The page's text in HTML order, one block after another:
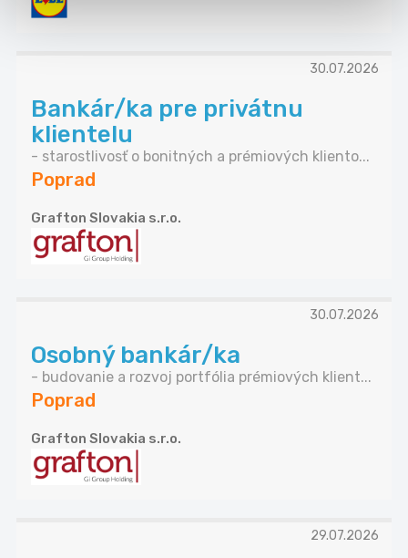
30.07.2026
Bankár/ka pre privátnu
klientelu
- starostlivosť o bonitných a prémiových kliento...
Poprad
Grafton Slovakia s.r.o.
30.07.2026
Osobný bankár/ka
- budovanie a rozvoj portfólia prémiových klient...
Poprad
Grafton Slovakia s.r.o.
29.07.2026